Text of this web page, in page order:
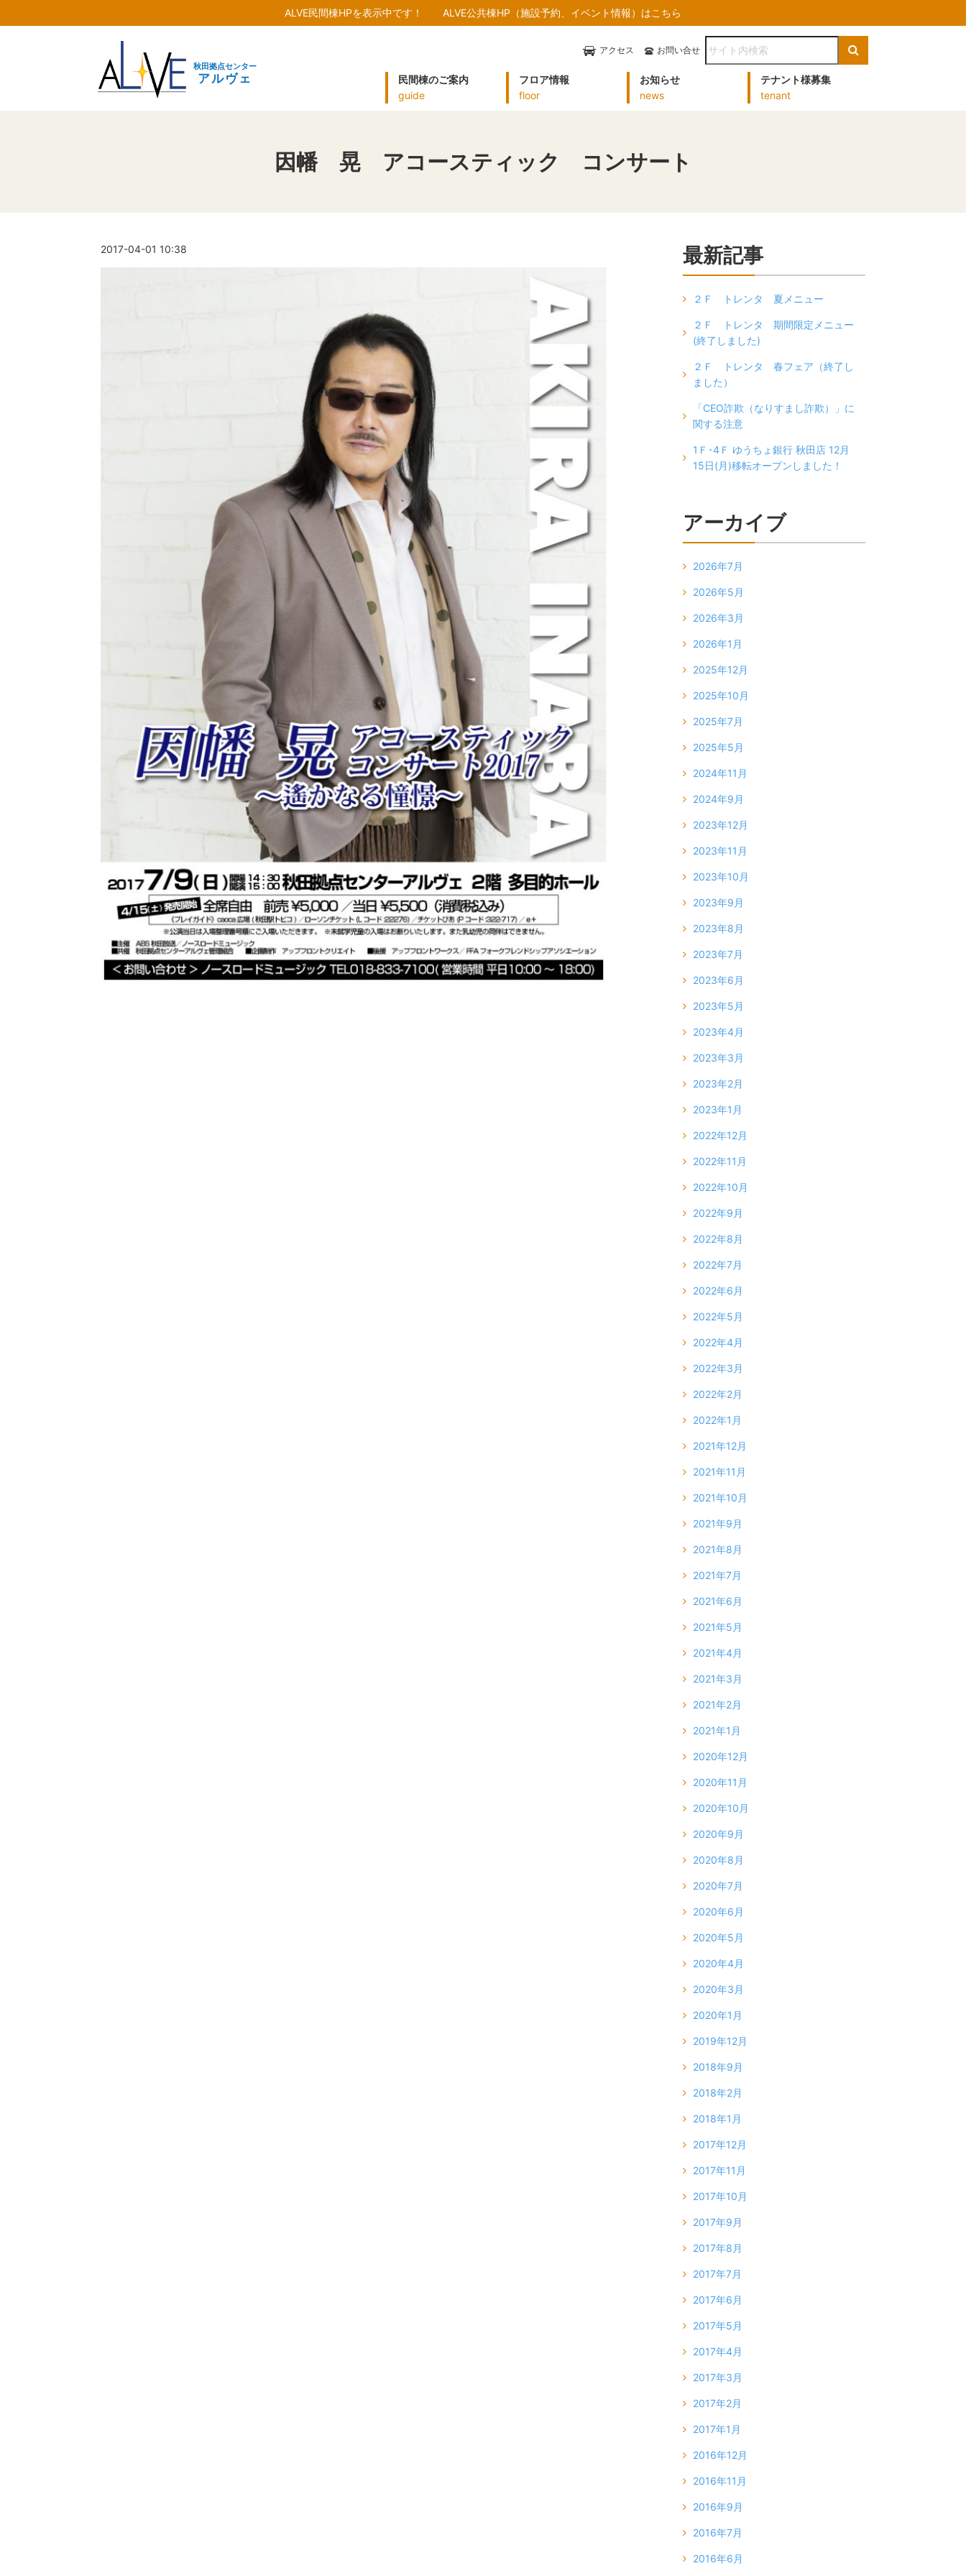
ALVE民間棟HPを表示中です！ ALVE公共棟HP（施設予約、イベント情報）はこちら
秋田拠点センター
アルヴェ
民間棟のご案内
guide
フロア情報
floor
お知らせ
news
テナント様募集
tenant
アクセス お問い合せ
因幡 晃 アコースティック コンサート
2017-04-01 10:38 最新記事
２Ｆ トレンタ 夏メニュー
２Ｆ トレンタ 期間限定メニュー
(終了しました)
２Ｆ トレンタ 春フェア（終了し
ました）
「CEO詐欺（なりすまし詐欺）」に
関する注意
1Ｆ･4Ｆ ゆうちょ銀行 秋田店 12月
15日(月)移転オープンしました！
アーカイブ
2026年7月
2026年5月
2026年3月
2026年1月
2025年12月
2025年10月
2025年7月
2025年5月
2024年11月
2024年9月
2023年12月
2023年11月
2023年10月
2023年9月
2023年8月
2023年7月
2023年6月
2023年5月
2023年4月
2023年3月
2023年2月
2023年1月
2022年12月
2022年11月
2022年10月
2022年9月
2022年8月
2022年7月
2022年6月
2022年5月
2022年4月
2022年3月
2022年2月
2022年1月
2021年12月
2021年11月
2021年10月
2021年9月
2021年8月
2021年7月
2021年6月
2021年5月
2021年4月
2021年3月
2021年2月
2021年1月
2020年12月
2020年11月
2020年10月
2020年9月
2020年8月
2020年7月
2020年6月
2020年5月
2020年4月
2020年3月
2020年1月
2019年12月
2018年9月
2018年2月
2018年1月
2017年12月
2017年11月
2017年10月
2017年9月
2017年8月
2017年7月
2017年6月
2017年5月
2017年4月
2017年3月
2017年2月
2017年1月
2016年12月
2016年11月
2016年9月
2016年7月
2016年6月